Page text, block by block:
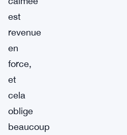
est
revenue
en
force,
et
cela
oblige
beaucoup